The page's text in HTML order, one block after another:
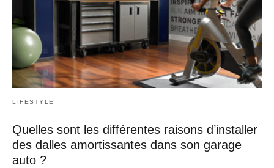
LIFESTYLE
Quelles sont les différentes raisons d’installer
des dalles amortissantes dans son garage
auto ?